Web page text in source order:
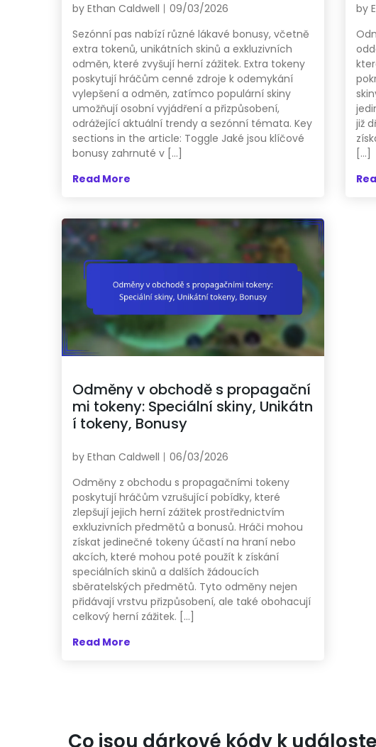
by Ethan Caldwell
09/03/2026
Sezónní pas nabízí různé lákavé bonusy, včetně
extra tokenů, unikátních skinů a exkluzivních
odměn, které zvyšují herní zážitek. Extra tokeny
poskytují hráčům cenné zdroje k odemykání
vylepšení a odměn, zatímco populární skiny
umožňují osobní vyjádření a přizpůsobení,
odrážející aktuální trendy a sezónní témata. Key
sections in the article: Toggle Jaké jsou klíčové
bonusy zahrnuté v […]
Read More
by
již
[…]
Odměny v obchodě s propagační
mi tokeny: Speciální skiny, Unikátn
í tokeny, Bonusy
by Ethan Caldwell
06/03/2026
Odměny z obchodu s propagačními tokeny
poskytují hráčům vzrušující pobídky, které
zlepšují jejich herní zážitek prostřednictvím
exkluzivních předmětů a bonusů. Hráči mohou
získat jedinečné tokeny účastí na hraní nebo
akcích, které mohou poté použít k získání
speciálních skinů a dalších žádoucích
sběratelských předmětů. Tyto odměny nejen
přidávají vrstvu přizpůsobení, ale také obohacují
celkový herní zážitek. […]
Read More
Co jsou dárkové kódy k